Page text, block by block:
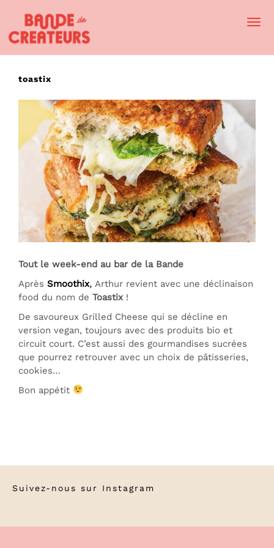
toastix
Tout le week-end au bar de la Bande
Après Smoothix, Arthur revient avec une déclinaison
food du nom de Toastix !
De savoureux Grilled Cheese qui se décline en
version vegan, toujours avec des produits bio et
circuit court. C’est aussi des gourmandises sucrées
que pourrez retrouver avec un choix de pâtisseries,
cookies…
Bon appétit
Suivez-nous sur Instagram